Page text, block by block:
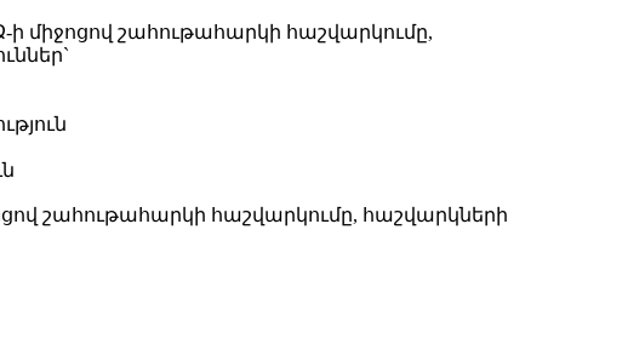
շահութահարկի հաշվարկումը,
շահութահարկի հաշվարկումը, հաշվարկների